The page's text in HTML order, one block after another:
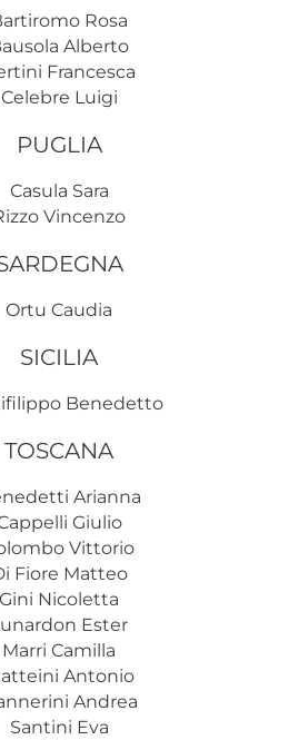
Rosa
Alberto
Francesca
Celebre Luigi
PUGLIA
Casula Sara
Vincenzo
Ortu Caudia
SICILIA
Benedetto
TOSCANA
Arianna
Giulio
Vittorio
Fiore Matteo
Gini Nicoletta
Ester
Marri Camilla
Antonio
Andrea
Santini Eva